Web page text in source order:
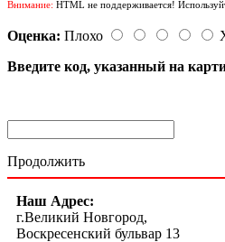
Внимание: HTML не поддерживается!
Оценка: Плохо
Введите код, указанный на
Продолжить
Наш Адрес:
г.Великий Новгород,
Воскресенский бульвар 13